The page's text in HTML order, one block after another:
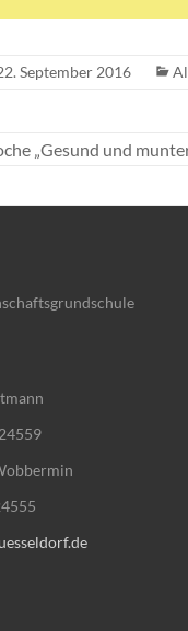
September 2016
„Gesund und